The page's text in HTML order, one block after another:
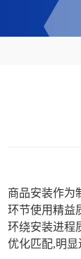
商品安装作为
环节使用精益
环绕安装进程
优化匹配,明显